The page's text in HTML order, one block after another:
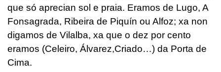
que só aprecian sol e praia. Eramos de Lugo, A
Fonsagrada, Ribeira de Piquín ou Alfoz; xa non
digamos de Vilalba, xa que o dez por cento
eramos (Celeiro, Álvarez,Criado…) da Porta de
Cima.